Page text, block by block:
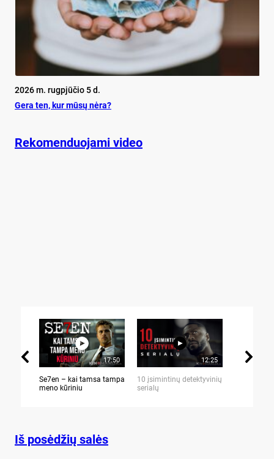
2026 m. rugpjūčio 5 d.
Ge­ra ten, kur mū­sų nė­ra?
Rekomenduojami video
17:50
Se7en – kai tamsa tampa
meno kūriniu
12:25
10 įsimintinų detektyvinių
serialų
Iš posėdžių salės